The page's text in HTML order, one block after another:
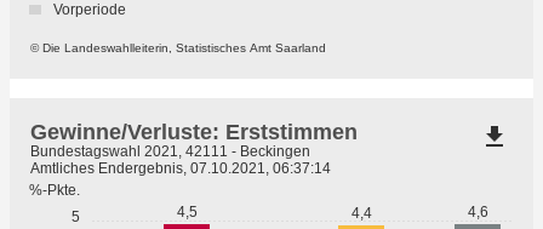
© Die Landeswahlleiterin, Statistisches Amt Saarland
Vorperiode
5
%-Pkte.
4,5
4,4
4,6
Gewinne/Verluste: Erststimmen
Bundestagswahl 2021, 42111 - Beckingen
Amtliches Endergebnis, 07.10.2021, 06:37:14
file_download